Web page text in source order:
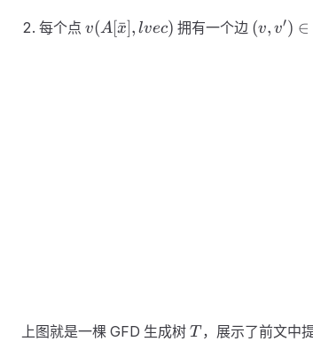
每个点 v (
v(A[x
ˉ], lvec) 拥有一个边 ( v,
(v, v′) ∈
上图就是一棵 GFD 生成树 T
T ，展示了前文中